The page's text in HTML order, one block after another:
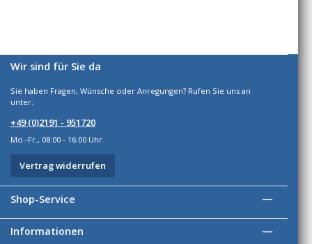
Wir sind für Sie da
Sie haben Fragen, Wünsche oder Anregungen? Rufen Sie uns an
unter:
+49 (0)2191 - 951720
Mo.-Fr., 08:00 - 16:00 Uhr
Vertrag widerrufen
Shop-Service
Informationen